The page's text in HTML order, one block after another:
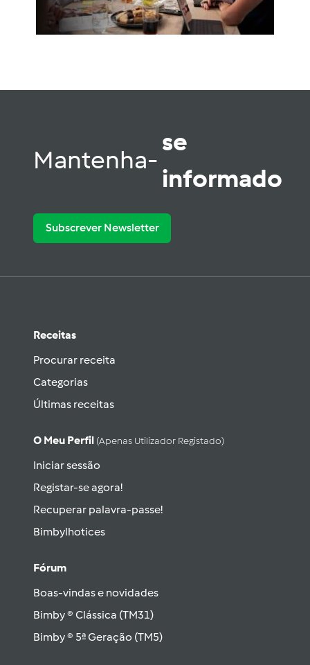
Mantenha-
se
informado
Subscrever Newsletter
Receitas
Procurar receita
Categorias
Últimas receitas
O Meu Perfil (apenas Utilizador Registado)
Iniciar sessão
Registar-se agora!
Recuperar palavra-passe!
Bimbylhotices
Fórum
Boas-vindas e novidades
Bimby ® Clássica (TM31)
Bimby ® 5ª Geração (TM5)